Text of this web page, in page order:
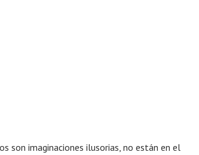
son imaginaciones ilusorias, no están en el